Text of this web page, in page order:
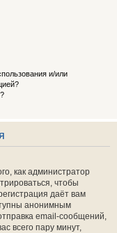
и/или
как администратор
чтобы
даёт вам
анонимным
email-сообщений,
всего пару минут,